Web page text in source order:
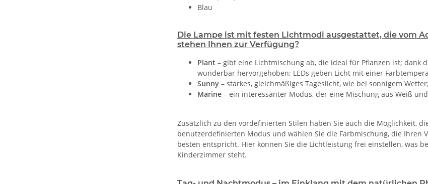
Blau
Die Lampe ist mit festen Lichtmodi ausgestattet, die vom
stehen Ihnen zur Verfügung?
Plant – gibt eine Lichtmischung ab, die ideal für Pflanzen ist; dank
wunderbar hervorgehoben; LEDs geben Licht mit einer
Sunny – starkes, gleichmäßiges Tageslicht, wie bei sonnigem
Marine – ein interessanter Modus, der eine Mischung aus Weiß
Zusätzlich zu den vordefinierten Stilen haben Sie auch die Möglichkeit,
benutzerdefinierten Modus und wählen Sie die Farbmischung, die
besten entspricht. Hier können Sie die Lichtleistung frei einstellen, was
Kinderzimmer steht.